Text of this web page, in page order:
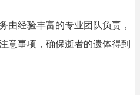
由经验丰富的专业团队负责，
意事项，确保逝者的遗体得到